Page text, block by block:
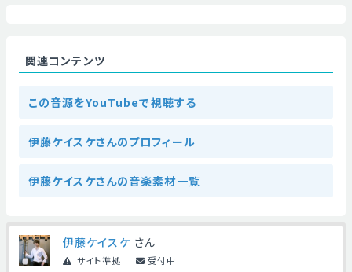
関連コンテンツ
この音源をYouTubeで視聴する
伊藤ケイスケさんのプロフィール
伊藤ケイスケさんの音楽素材一覧
伊藤ケイスケ さん
サイト準拠 受付中